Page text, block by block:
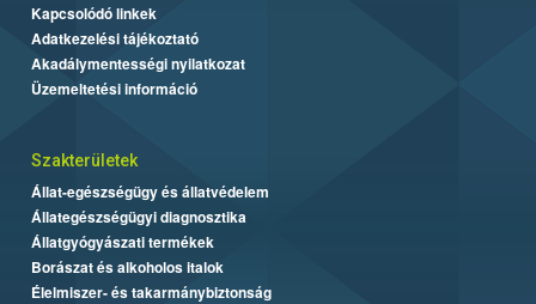
Kapcsolódó linkek
Adatkezelési tájékoztató
Akadálymentességi nyilatkozat
Üzemeltetési információ
Szakterületek
Állat-egészségügy és állatvédelem
Állategészségügyi diagnosztika
Állatgyógyászati termékek
Borászat és alkoholos italok
Élelmiszer- és takarmánybiztonság